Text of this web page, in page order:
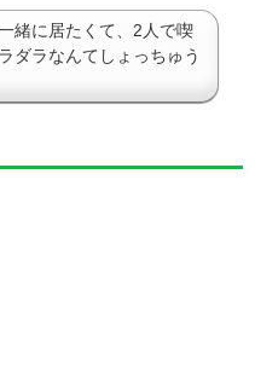
緒に居たくて、2人で喫
ダラなんてしょっちゅう